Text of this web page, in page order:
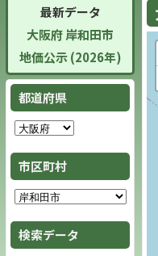
最新データ
大阪府 岸和田市
地価公示 (2026年)
都道府県
市区町村
検索データ